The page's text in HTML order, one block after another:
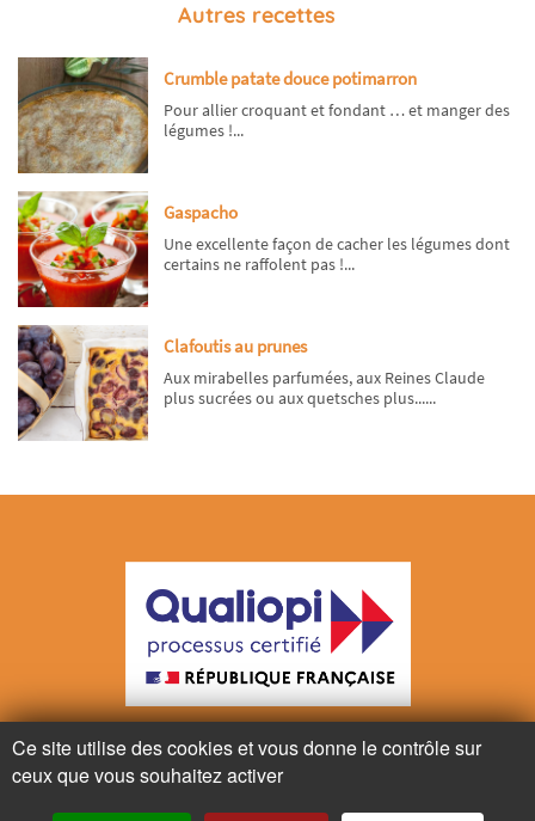
Autres recettes
Crumble patate douce potimarron
Pour allier croquant et fondant … et manger des
légumes !...
Gaspacho
Une excellente façon de cacher les légumes dont
certains ne raffolent pas !...
Clafoutis au prunes
Aux mirabelles parfumées, aux Reines Claude
plus sucrées ou aux quetsches plus......
La certification a été délivrée au titre de l’action suivante:
Actions de formation
Ce site utilise des cookies et vous donne le contrôle sur
ceux que vous souhaitez activer